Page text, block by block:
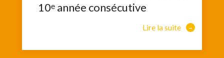
10ᵉ année consécutive
Lire la suite